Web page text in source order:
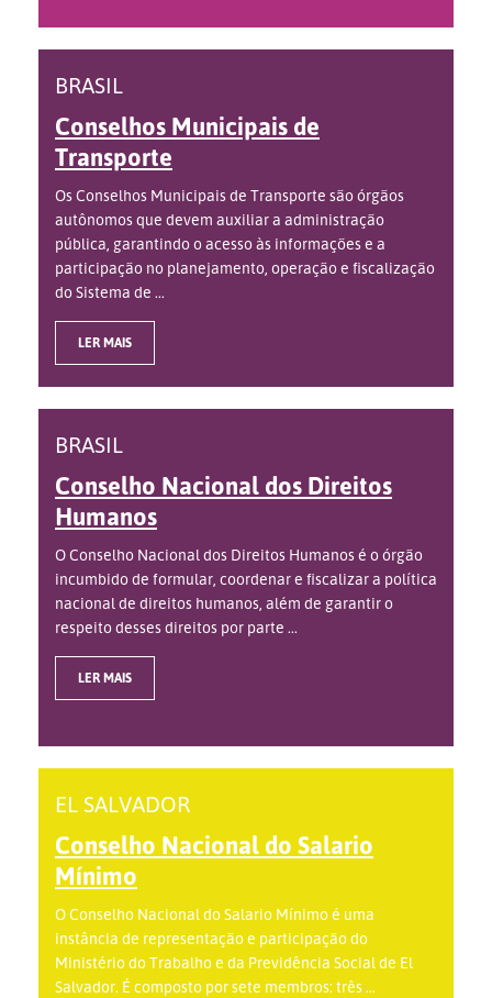
BRASIL
Conselhos Municipais de
Transporte
Os Conselhos Municipais de Transporte são órgãos
autônomos que devem auxiliar a administração
pública, garantindo o acesso às informações e a
participação no planejamento, operação e fiscalização
do Sistema de ...
LER MAIS
BRASIL
Conselho Nacional dos Direitos
Humanos
O Conselho Nacional dos Direitos Humanos é o órgão
incumbido de formular, coordenar e fiscalizar a política
nacional de direitos humanos, além de garantir o
respeito desses direitos por parte ...
LER MAIS
EL SALVADOR
Conselho Nacional do Salario
Mínimo
O Conselho Nacional do Salario Mínimo é uma
instância de representação e participação do
Ministério do Trabalho e da Previdência Social de El
Salvador. É composto por sete membros: três ...